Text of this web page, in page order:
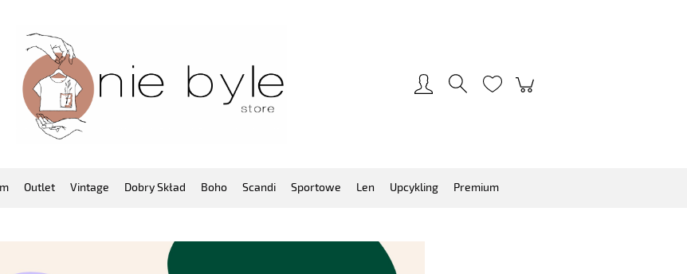
Outlet Vintage Dobry Skład Boho Scandi Sportowe Len Upcykling Premium